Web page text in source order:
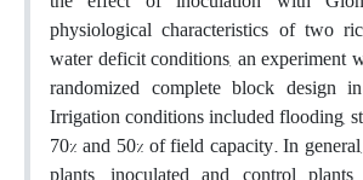
physiological characteristics of two
water deficit conditions, an experiment
randomized complete block design
Irrigation conditions included flooding,
70% and 50% of field capacity. In